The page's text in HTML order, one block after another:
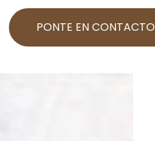
PONTE EN CONTACTO